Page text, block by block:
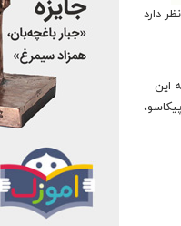
دارد
همه این